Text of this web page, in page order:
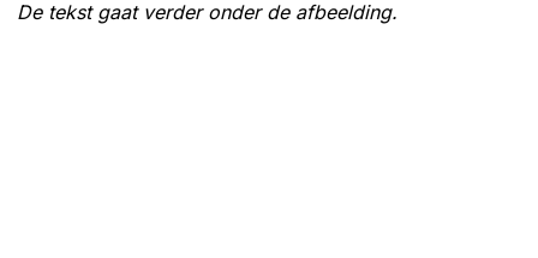
De tekst gaat verder onder de afbeelding.